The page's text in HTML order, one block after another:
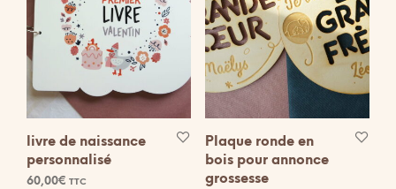
livre de naissance
personnalisé
60,00€ TTC
Plaque ronde en
bois pour annonce
grossesse